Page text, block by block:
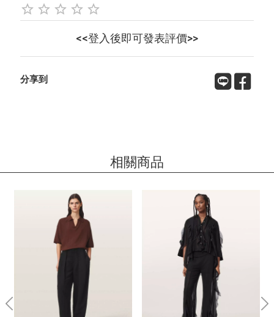
<<登入後即可發表評價>>
分享到
相關商品